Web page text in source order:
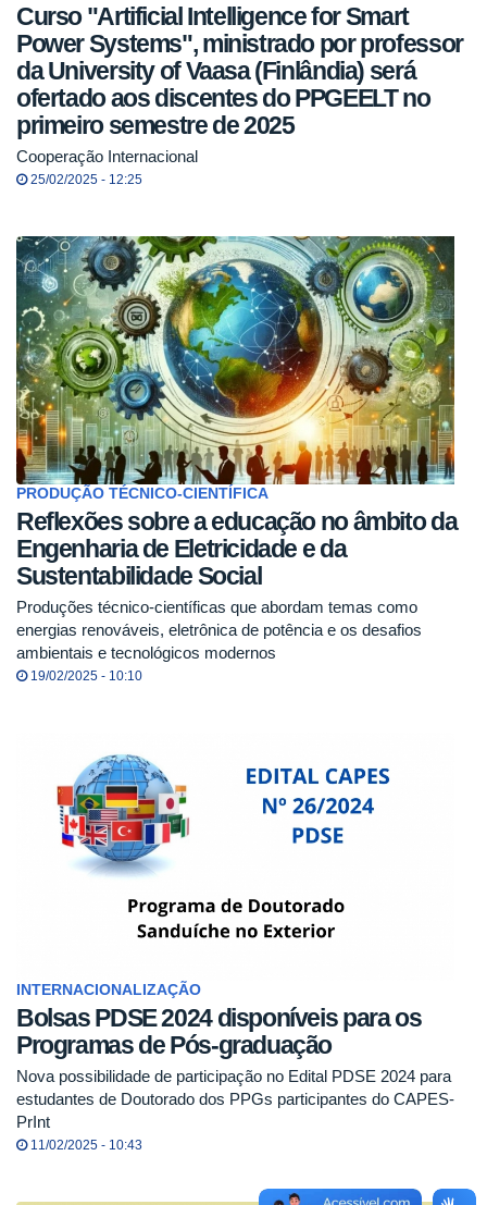
Curso "Artificial Intelligence for Smart
Power Systems", ministrado por professor
da University of Vaasa (Finlândia) será
ofertado aos discentes do PPGEELT no
primeiro semestre de 2025
Cooperação Internacional
25/02/2025 - 12:25
PRODUÇÃO TÉCNICO-CIENTÍFICA
Reflexões sobre a educação no âmbito da
Engenharia de Eletricidade e da
Sustentabilidade Social
Produções técnico-científicas que abordam temas como
energias renováveis, eletrônica de potência e os desafios
ambientais e tecnológicos modernos
19/02/2025 - 10:10
INTERNACIONALIZAÇÃO
Bolsas PDSE 2024 disponíveis para os
Programas de Pós-graduação
Nova possibilidade de participação no Edital PDSE 2024 para
estudantes de Doutorado dos PPGs participantes do CAPES-
PrInt
11/02/2025 - 10:43